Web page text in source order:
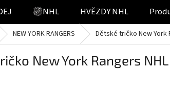
NHL HVĚZDY NHL
NEW YORK RANGERS Dětské tričko New York
New York Rangers